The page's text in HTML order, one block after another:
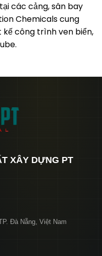
các cảng, sân bay
Chemicals cung
công trình ven biển,
XÂY DỰNG PT
Đà Nẵng, Việt Nam